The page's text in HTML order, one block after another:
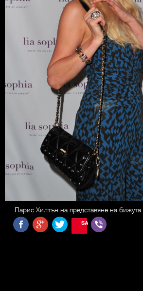
Парис Хилтън на представяне на
SAVE